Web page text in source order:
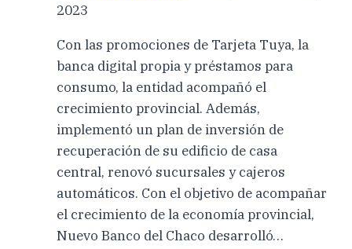
2023
Con las promociones de Tarjeta Tuya, la
banca digital propia y préstamos para
consumo, la entidad acompañó el
crecimiento provincial. Además,
implementó un plan de inversión de
recuperación de su edificio de casa
central, renovó sucursales y cajeros
automáticos. Con el objetivo de acompañar
el crecimiento de la economía provincial,
Nuevo Banco del Chaco desarrolló…